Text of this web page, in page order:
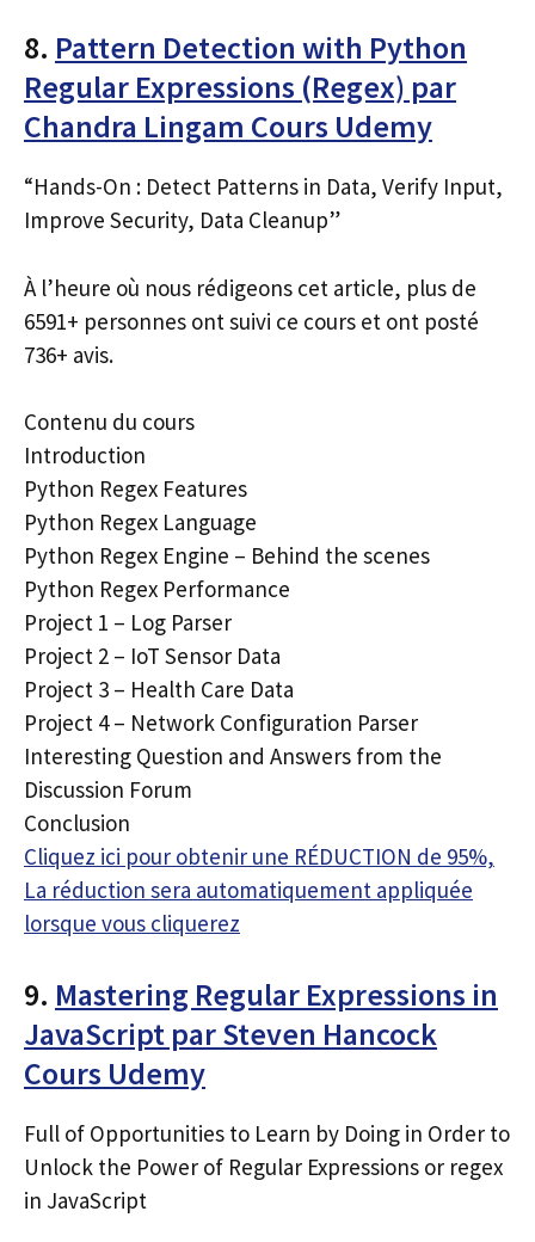
8. Pattern Detection with Python
Regular Expressions (Regex) par
Chandra Lingam Cours Udemy
“Hands-On : Detect Patterns in Data, Verify Input,
Improve Security, Data Cleanup”
À l’heure où nous rédigeons cet article, plus de
6591+ personnes ont suivi ce cours et ont posté
736+ avis.
Contenu du cours
Introduction
Python Regex Features
Python Regex Language
Python Regex Engine – Behind the scenes
Python Regex Performance
Project 1 – Log Parser
Project 2 – IoT Sensor Data
Project 3 – Health Care Data
Project 4 – Network Configuration Parser
Interesting Question and Answers from the
Discussion Forum
Conclusion
Cliquez ici pour obtenir une RÉDUCTION de 95%,
La réduction sera automatiquement appliquée
lorsque vous cliquerez
9. Mastering Regular Expressions in
JavaScript par Steven Hancock
Cours Udemy
Full of Opportunities to Learn by Doing in Order to
Unlock the Power of Regular Expressions or regex
in JavaScript